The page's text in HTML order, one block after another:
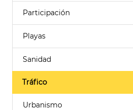
Participación
Playas
Sanidad
Tráfico
Urbanismo